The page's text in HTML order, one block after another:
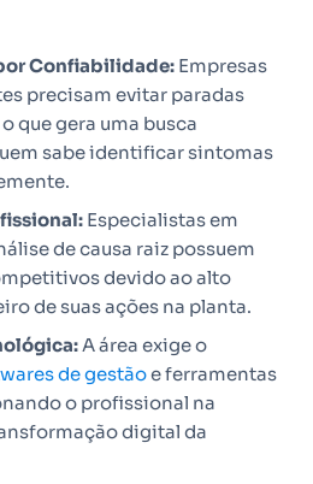
Confiabilidade: Empresas
precisam evitar paradas
que gera uma busca
sabe identificar sintomas
Especialistas em
de causa raiz possuem
devido ao alto
de suas ações na planta.
A área exige o
de gestãoe ferramentas
o profissional na
digital da